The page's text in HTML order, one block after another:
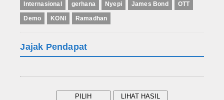
Internasional gerhana Nyepi James Bond OTT
Demo KONI Ramadhan
Jajak Pendapat